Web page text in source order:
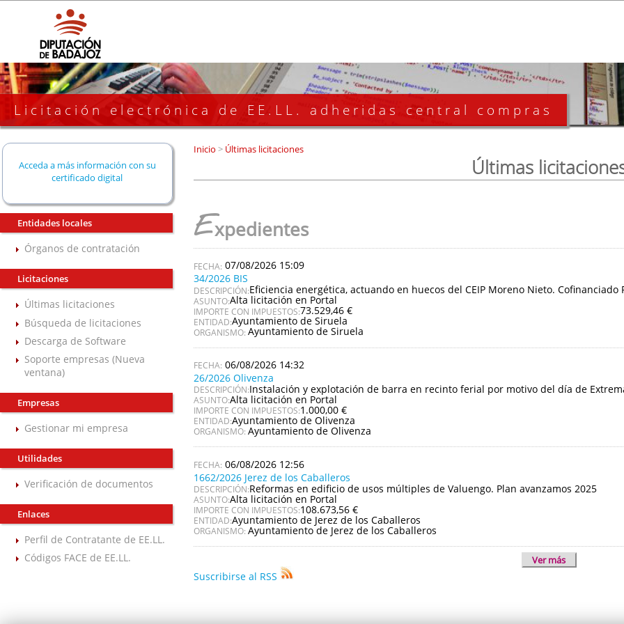
Licitación electrónica de EE.LL. adheridas central compras
Acceda a más información con su
certificado digital
Entidades locales
Órganos de contratación
Licitaciones
Últimas licitaciones
Búsqueda de licitaciones
Descarga de Software
Soporte empresas (Nueva
ventana)
Empresas
Gestionar mi empresa
Utilidades
Verificación de documentos
Enlaces
Perfil de Contratante de EE.LL.
Códigos FACE de EE.LL.
Inicio >Últimas licitaciones
Últimas
Expedientes
07/08/2026 15:09
34/2026 BIS
DESCRIPCIÓN:Eficiencia energética, actuando en huecos del CEIP Moreno Nieto. Cofinanciado
ASUNTO:Alta licitación en Portal
IMPORTE CON IMPUESTOS:73.529,46 €
ENTIDAD:Ayuntamiento de Siruela
ORGANISMO: Ayuntamiento de Siruela
06/08/2026 14:32
26/2026 Olivenza
DESCRIPCIÓN:Instalación y explotación de barra en recinto ferial por motivo del día de
ASUNTO:Alta licitación en Portal
IMPORTE CON IMPUESTOS:1.000,00 €
ENTIDAD:Ayuntamiento de Olivenza
ORGANISMO: Ayuntamiento de Olivenza
06/08/2026 12:56
1662/2026 Jerez de los Caballeros
DESCRIPCIÓN:Reformas en edificio de usos múltiples de Valuengo. Plan avanzamos 2025
ASUNTO:Alta licitación en Portal
IMPORTE CON IMPUESTOS:108.673,56 €
ENTIDAD:Ayuntamiento de Jerez de los Caballeros
ORGANISMO: Ayuntamiento de Jerez de los Caballeros
Ver más
Suscribirse al RSS